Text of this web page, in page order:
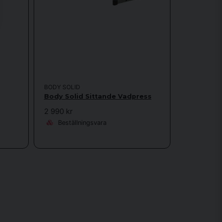
BODY SOLID
Body Solid Sittande Vadpress
2 990 kr
Beställningsvara